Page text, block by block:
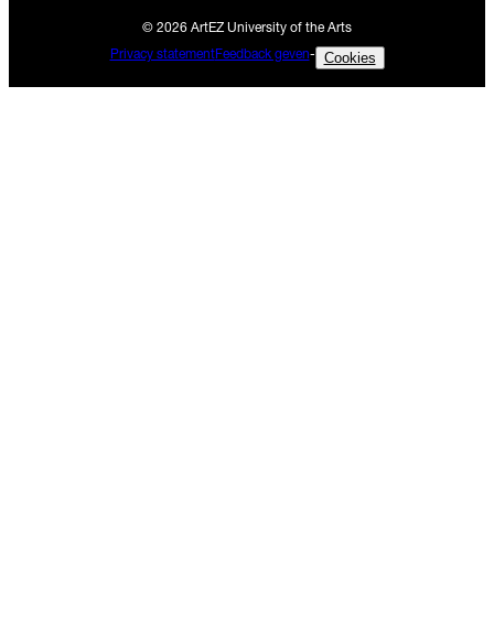
© 2026 ArtEZ University of the Arts
Privacy statementFeedback geven- Cookies